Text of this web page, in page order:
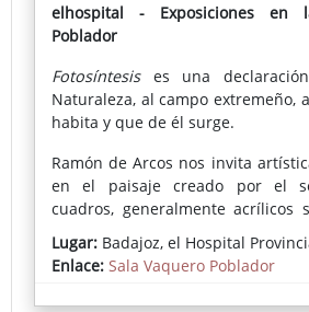
elhospital - Exposiciones en
Poblador
Fotosíntesis es una
Naturaleza, al campo extremeño,
habita y que de él surge.
Ramón de Arcos nos invita
en el paisaje creado por el
cuadros, generalmente acrílicos
gran formato, presentan arrozales
Guadiana, cultivos de tomate,
en los que predomina el color
entre otras cosas, por su
Lugar: Badajoz, el Hospital
Enlace: Sala Vaquero Poblador